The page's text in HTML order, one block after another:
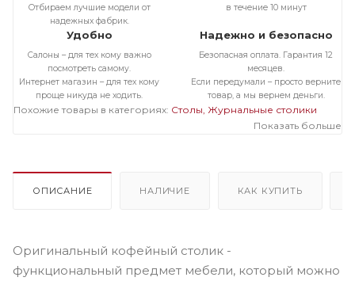
Отбираем лучшие модели от
надежных фабрик.
в течение 10 минут
Удобно
Салоны – для тех кому важно
посмотреть самому.
Интернет магазин – для тех кому
проще никуда не ходить.
Надежно и безопасно
Безопасная оплата. Гарантия 12
месяцев.
Если передумали – просто верните
товар, а мы вернем деньги.
Похожие товары в категориях: Столы Журнальные столики
Показать больше
ОПИСАНИЕ НАЛИЧИЕ КАК КУПИТЬ
Оригинальный кофейный столик -
функциональный предмет мебели, который можно